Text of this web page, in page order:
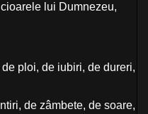
lui Dumnezeu,
ploi, de iubiri, de dureri,
de zâmbete, de soare,